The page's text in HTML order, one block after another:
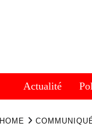
Actualité
HOME